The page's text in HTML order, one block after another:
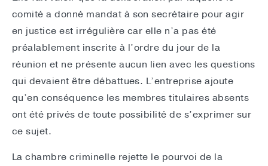
comité a donné mandat à son secrétaire pour agir
en justice est irrégulière car elle n’a pas été
préalablement inscrite à l’ordre du jour de la
réunion et ne présente aucun lien avec les questions
qui devaient être débattues. L’entreprise ajoute
qu’en conséquence les membres titulaires absents
ont été privés de toute possibilité de s’exprimer sur
ce sujet.
La chambre criminelle rejette le pourvoi de la